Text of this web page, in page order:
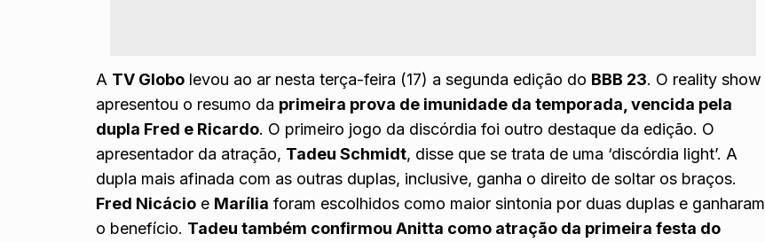
A TV Globo levou ao ar nesta terça-feira (17) a segunda edição do BBB 23. O reality show
apresentou o resumo da primeira prova de imunidade da temporada, vencida pela
dupla Fred e Ricardo. O primeiro jogo da discórdia foi outro destaque da edição. O
apresentador da atração, Tadeu Schmidt, disse que se trata de uma ‘discórdia light’. A
dupla mais afinada com as outras duplas, inclusive, ganha o direito de soltar os braços.
Fred Nicácio e Marília foram escolhidos como maior sintonia por duas duplas e ganharam
o benefício. Tadeu também confirmou Anitta como atração da primeira festa do